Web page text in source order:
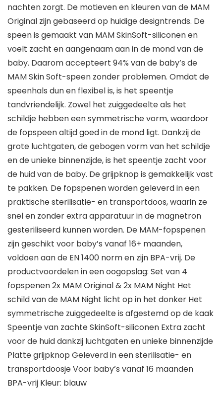
nachten zorgt. De motieven en kleuren van de MAM
Original zijn gebaseerd op huidige designtrends. De
speen is gemaakt van MAM SkinSoft-siliconen en
voelt zacht en aangenaam aan in de mond van de
baby. Daarom accepteert 94% van de baby’s de
MAM Skin Soft-speen zonder problemen. Omdat de
speenhals dun en flexibel is, is het speentje
tandvriendelijk. Zowel het zuiggedeelte als het
schildje hebben een symmetrische vorm, waardoor
de fopspeen altijd goed in de mond ligt. Dankzij de
grote luchtgaten, de gebogen vorm van het schildje
en de unieke binnenzijde, is het speentje zacht voor
de huid van de baby. De grijpknop is gemakkelijk vast
te pakken. De fopspenen worden geleverd in een
praktische sterilisatie- en transportdoos, waarin ze
snel en zonder extra apparatuur in de magnetron
gesteriliseerd kunnen worden. De MAM-fopspenen
zijn geschikt voor baby’s vanaf 16+ maanden,
voldoen aan de EN 1400 norm en zijn BPA-vrij. De
productvoordelen in een oogopslag: Set van 4
fopspenen 2x MAM Original & 2x MAM Night Het
schild van de MAM Night licht op in het donker Het
symmetrische zuiggedeelte is afgestemd op de kaak
Speentje van zachte SkinSoft-siliconen Extra zacht
voor de huid dankzij luchtgaten en unieke binnenzijde
Platte grijpknop Geleverd in een sterilisatie- en
transportdoosje Voor baby’s vanaf 16 maanden
BPA-vrij Kleur: blauw